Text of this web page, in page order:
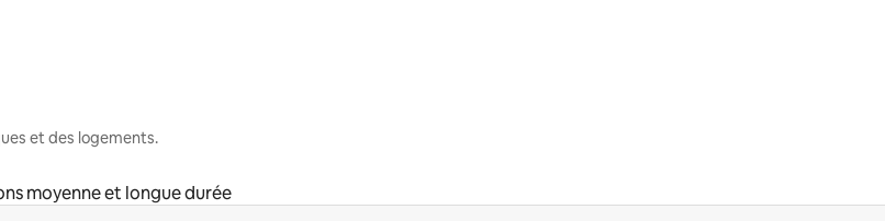
et des logements.
moyenne et longue durée